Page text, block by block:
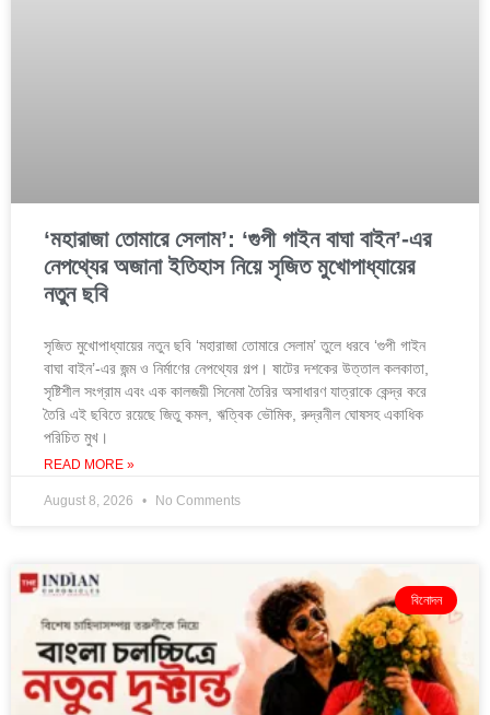
‘মহারাজা তোমারে সেলাম’: ‘গুপী গাইন বাঘা বাইন’-এর
নেপথ্যের অজানা ইতিহাস নিয়ে সৃজিত মুখোপাধ্যায়ের
নতুন ছবি
সৃজিত মুখোপাধ্যায়ের নতুন ছবি ‘মহারাজা তোমারে সেলাম’ তুলে ধরবে ‘গুপী গাইন
বাঘা বাইন’-এর জন্ম ও নির্মাণের নেপথ্যের গল্প। ষাটের দশকের উত্তাল কলকাতা,
সৃষ্টিশীল সংগ্রাম এবং এক কালজয়ী সিনেমা তৈরির অসাধারণ যাত্রাকে কেন্দ্র করে
তৈরি এই ছবিতে রয়েছে জিতু কমল, ঋত্বিক ভৌমিক, রুদ্রনীল ঘোষসহ একাধিক
পরিচিত মুখ।
READ MORE »
August 8, 2026 No Comments
বিনোদন